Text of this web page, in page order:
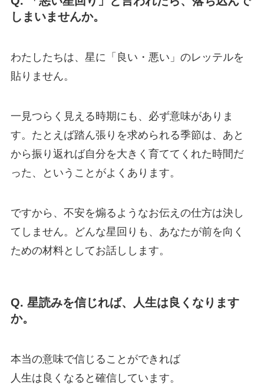
しまいませんか。
わたしたちは、星に「良い・悪い」のレッテルを
貼りません。
一見つらく見える時期にも、必ず意味がありま
す。たとえば踏ん張りを求められる季節は、あと
から振り返れば自分を大きく育ててくれた時間だ
った、ということがよくあります。
ですから、不安を煽るようなお伝えの仕方は決し
てしません。どんな星回りも、あなたが前を向く
ための材料としてお話しします。
Q. 星読みを信じれば、人生は良くなります
か。
本当の意味で信じることができれば
人生は良くなると確信しています。